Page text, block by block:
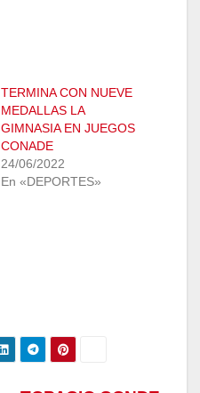
TERMINA CON NUEVE
MEDALLAS LA
GIMNASIA EN JUEGOS
CONADE
24/06/2022
En «DEPORTES»